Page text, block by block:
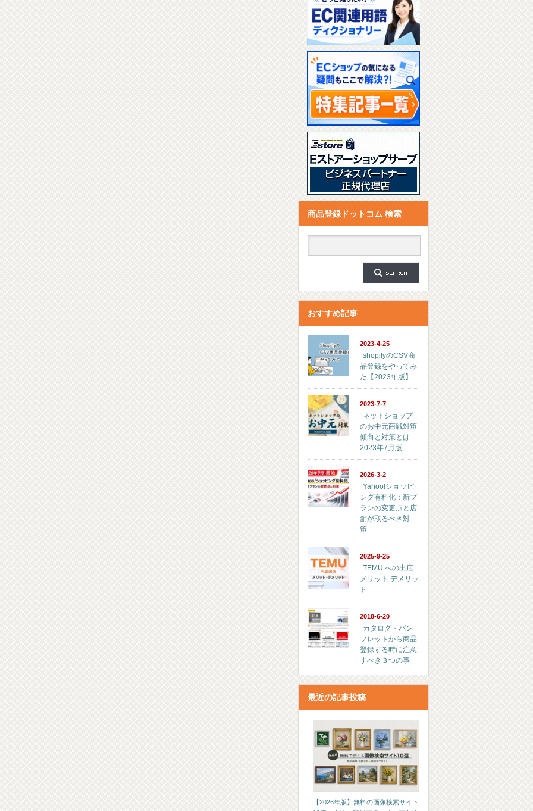
商品登録ドットコム 検索
おすすめ記事
2023-4-25
shopifyのCSV商
品登録をやってみ
た【2023年版】
2023-7-7
ネットショップ
のお中元商戦対策
傾向と対策とは
2023年7月版
2026-3-2
Yahoo!ショッピ
ング有料化：新プ
ランの変更点と店
舗が取るべき対
策
2025-9-25
TEMU への出店
メリット デメリッ
ト
2018-6-20
カタログ・パン
フレットから商品
登録する時に注意
すべき３つの事
最近の記事投稿
【2026年版】無料の画像検索サイト